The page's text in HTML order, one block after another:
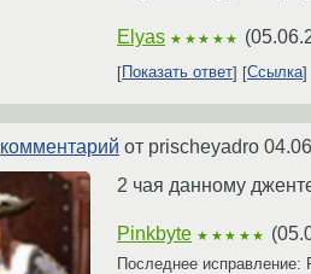
Elyas ★★★★★ (
Показать ответ Ссылка
комментарий от prischeyadro
2 чая данному
Pinkbyte ★★★★★ (
Последнее исправление: